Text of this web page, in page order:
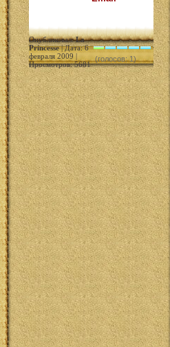
Опубликовал:La
Princesse| Дата: 6
февраля 2009 |
Просмотров: 5681
(голосов: 1)